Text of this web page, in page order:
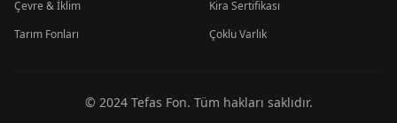
Çevre & İklim
Tarım Fonları
Kira Sertifikası
Çoklu Varlık
© 2024 Tefas Fon. Tüm hakları saklıdır.